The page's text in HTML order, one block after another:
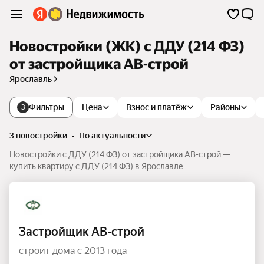
Новостройки (ЖК) с ДДУ (214 ФЗ)
от застройщика АВ-строй
Ярославль
3 Фильтры Цена Взнос и платёж Районы
3 новостройки •
по актуальности
Новостройки с ДДУ (214 ФЗ) от застройщика АВ-строй —
купить квартиру с ДДУ (214 ФЗ) в Ярославле
Застройщик АВ-строй
строит дома с 2013 года